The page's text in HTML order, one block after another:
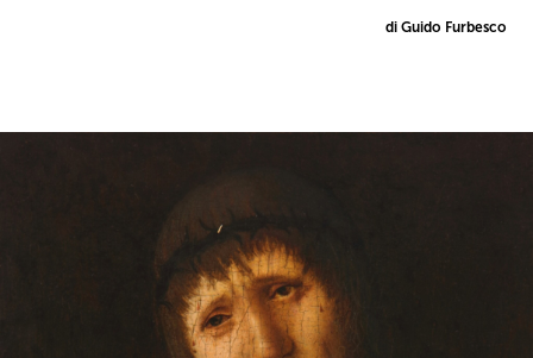
di Guido Furbesco